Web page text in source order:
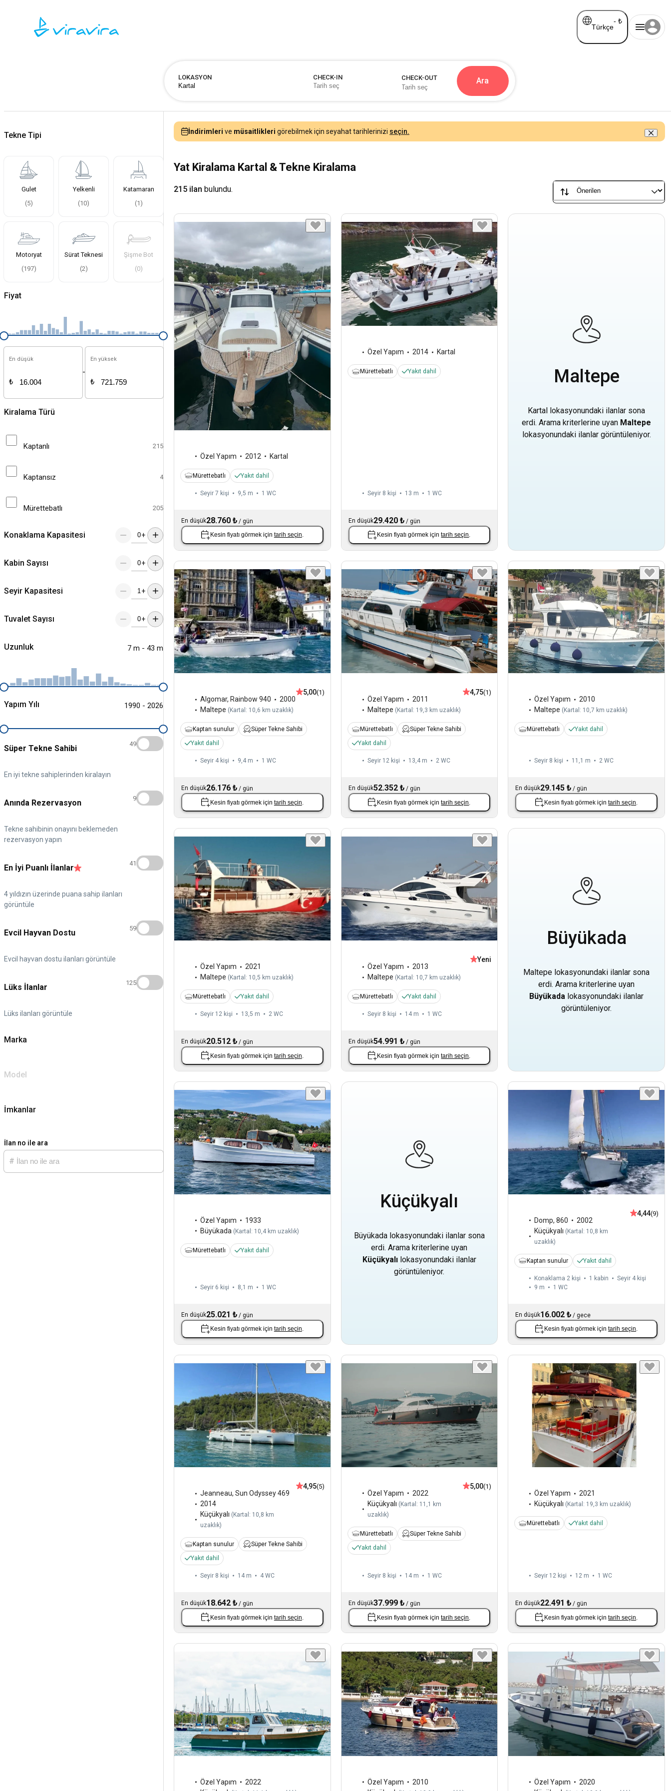
Türkçe
- ₺
LOKASYON CHECK-IN CHECK-OUT Ara
Tekne Tipi
Gulet
(5)
Yelkenli
(10)
Katamaran
(1 )
Motoryat
(197)
Sürat Teknesi
(2)
Şişme Bot
(0)
Fiyat
En düşük
₺
-
En yüksek
₺
Kiralama Türü
Kaptanlı 215
Kaptansız 4
Mürettebatlı 205
Konaklama Kapasitesi +
Kabin Sayısı +
Seyir Kapasitesi +
Tuvalet Sayısı +
Uzunluk 7 m - 43 m
Yapım Yılı 1990 - 2026
Süper Tekne Sahibi
En iyi tekne sahiplerinden kiralayın
49
Anında Rezervasyon
Tekne sahibinin onayını beklemeden
rezervasyon yapın
9
En İyi Puanlı İlanlar
4 yıldızın üzerinde puana sahip ilanları
görüntüle
41
Evcil Hayvan Dostu
Evcil hayvan dostu ilanları görüntüle
59
Lüks İlanlar
Lüks ilanları görüntüle
125
Marka
Model
İmkanlar
İlan no ile ara
İndirimleri ve müsaitlikleri görebilmek için seyahat tarihlerinizi seçin.
Yat Kiralama Kartal & Tekne Kiralama
215 ilan bulundu.
Özel Yapım 2012 Kartal
Mürettebatlı Yakıt dahil
Seyir 7 kişi 9,5 m 1 WC
En düşük28.760 ₺ / gün
Kesin fiyatı görmek için tarih seçin.
Özel Yapım 2014 Kartal
Mürettebatlı Yakıt dahil
Seyir 8 kişi 13 m 1 WC
En düşük29.420 ₺/ gün
Kesin fiyatı görmek içintarih seçin.
Maltepe
Kartal lokasyonundaki ilanlar sona
erdi. Arama kriterlerine uyan Maltepe
lokasyonundaki ilanlar görüntüleniyor.
Algomar, Rainbow 940
2000
Maltepe ( Kartal: 10,6 km uzaklık)
5,00(1)
Kaptan sunulur
Süper Tekne Sahibi
Yakıt dahil
Seyir 4 kişi 9,4 m 1 WC
En düşük26.176 ₺ / gün
Kesin fiyatı görmek için tarih seçin
Özel Yapım
2011
Maltepe ( Kartal: 19,3 km uzaklık)
4,75(1)
Mürettebatlı
Süper Tekne Sahibi
Yakıt dahil
Seyir 12 kişi 13,4 m 2 WC
En düşük52.352 ₺/ gün
Kesin fiyatı görmek içintarih seçin
Özel Yapım
2010
Maltepe ( Kartal: 10,7 km uzaklık)
Mürettebatlı Yakıt dahil
Seyir 8 kişi 11,1 m 2 WC
En düşük29.145 ₺ /gün
Kesin fiyatı görmek içintarih seçin
Özel Yapım
2021
Maltepe ( Kartal: 10,5 km uzaklık)
Mürettebatlı Yakıt dahil
Seyir 12 kişi 13,5 m 2 WC
En düşük20.512 ₺ / gün
Kesin fiyatı görmek için tarih seçin.
Özel Yapım
2013
Maltepe ( Kartal: 10,7 km uzaklık)
Yeni
Mürettebatlı Yakıt dahil
Seyir 8 kişi 14 m 1 WC
En düşük54.991 ₺/ gün
Kesin fiyatı görmek içintarih seçin.
Büyükada
Maltepe lokasyonundaki ilanlar sona
erdi. Arama kriterlerine uyan
Büyükada lokasyonundaki ilanlar
görüntüleniyor.
Özel Yapım
1933
Büyükada ( Kartal: 10,4 km uzaklık)
Mürettebatlı Yakıt dahil
Seyir 6 kişi 8,1 m 1 WC
En düşük25.021 ₺ / gün
Kesin fiyatı görmek için tarih seçin.
Küçükyalı
Büyükada lokasyonundaki ilanlar sona
erdi. Arama kriterlerine uyan
Küçükyalılokasyonundaki ilanlar
görüntüleniyor.
Domp,860
2002
Küçükyalı ( Kartal: 10,8 km
uzaklık)
4,44(9)
Kaptan sunulur Yakıt dahil
Konaklama 2 kişi 1 kabin
Seyir 4 kişi
9 m
1 WC
En düşük16.002 ₺ /gece
Kesin fiyatı görmek içintarih seçin.
Jeanneau, Sun Odyssey 469
2014
Küçükyalı ( Kartal: 10,8 km
uzaklık)
4,95(5)
Kaptan sunulur
Süper Tekne Sahibi
Yakıt dahil
Seyir 8 kişi 14 m 4 WC
En düşük18.642 ₺ / gün
Kesin fiyatı görmek için tarih seçin.
Özel Yapım
2022
Küçükyalı ( Kartal: 11,1 km
uzaklık)
5,00(1)
Mürettebatlı
Süper Tekne Sahibi
Yakıt dahil
Seyir 8 kişi 14 m 1 WC
En düşük37.999 ₺/ gün
Kesin fiyatı görmek içintarih seçin.
Özel Yapım
2021
Küçükyalı ( Kartal: 19,3 km uzaklık)
Mürettebatlı Yakıt dahil
Seyir 12 kişi 12 m 1 WC
En düşük22.491 ₺ /gün
Kesin fiyatı görmek içintarih seçin.
Özel Yapım
2022
Özel Yapım
2010
Özel Yapım
2020